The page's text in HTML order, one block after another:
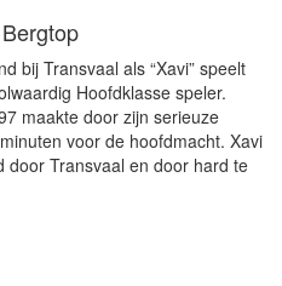
in actie
Divisie Competitie komt SV
is namelijk vrij wanneer de 5de
telt 13 teams wat met
speelronde schema vrij is.
en kan zich goed